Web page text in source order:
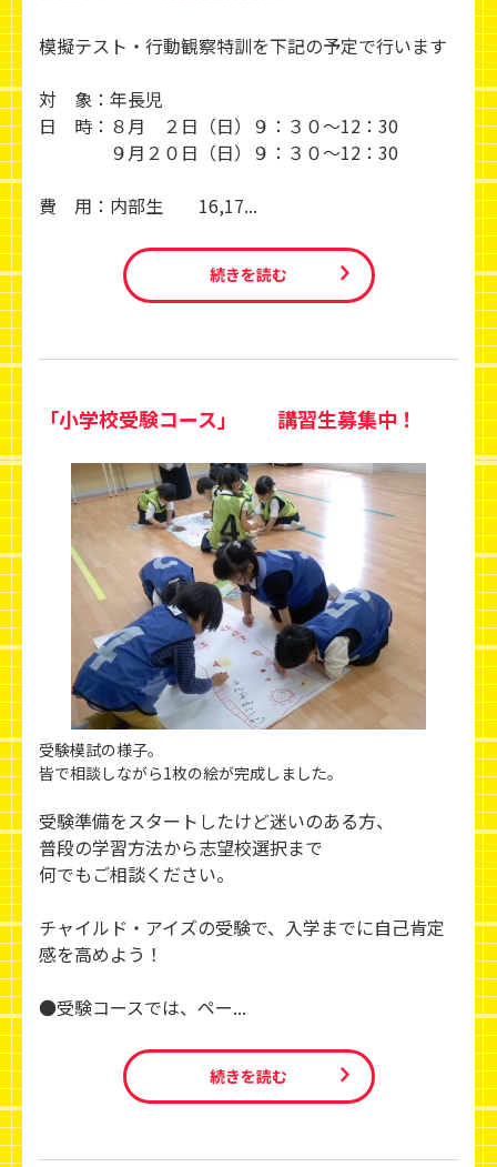
模擬テスト・行動観察特訓を下記の予定で行います
対 象：年長児
日 時：８月 ２日（日）９：３０～12：30
９月２０日（日）９：３０～12：30
費 用：内部生 16,17...
続きを読む
「小学校受験コース」 講習生募集中！
受験模試の様子。
皆で相談しながら1枚の絵が完成しました。
受験準備をスタートしたけど迷いのある方、
普段の学習方法から志望校選択まで
何でもご相談ください。
チャイルド・アイズの受験で、入学までに自己肯定
感を高めよう！
●受験コースでは、ペー...
続きを読む